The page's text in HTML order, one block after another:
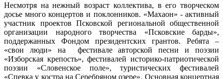
Несмотря на нежный возраст коллектива, в его творческом
досье много концертов и поклонников. «Махаон» - активный
участник проектов Псковской региональной общественной
организации народного творчества «Псковские барды»,
поддержанных Фондом президентских грантов. Ребята –
«свои люди» на фестивале авторской песни и поэзии
«Изборская крепость», фестивалей историко-патриотической
поэзии «Словенское поле», туристических фестивалей
«Спевка у костра на Серебряном озере». Основная концертная